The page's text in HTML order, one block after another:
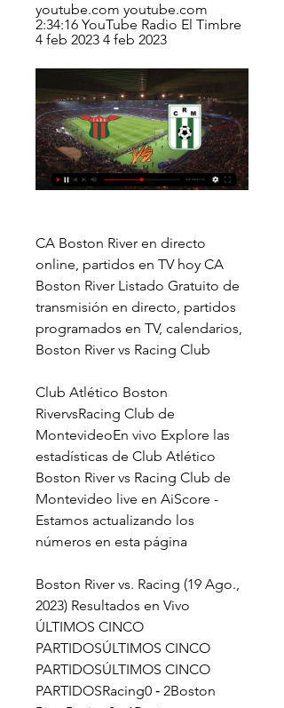
youtube.com youtube.com
2:34:16 YouTube Radio El Timbre
4 feb 2023 4 feb 2023
CA Boston River en directo
online, partidos en TV hoy CA
Boston River Listado Gratuito de
transmisión en directo, partidos
programados en TV, calendarios,
Boston River vs Racing Club
Club Atlético Boston
RivervsRacing Club de
MontevideoEn vivo Explore las
estadísticas de Club Atlético
Boston River vs Racing Club de
Montevideo live en AiScore -
Estamos actualizando los
números en esta página
Boston River vs. Racing (19 Ago.,
2023) Resultados en Vivo
ÚLTIMOS CINCO
PARTIDOSÚLTIMOS CINCO
PARTIDOSÚLTIMOS CINCO
PARTIDOSRacing0 ‑ 2Boston